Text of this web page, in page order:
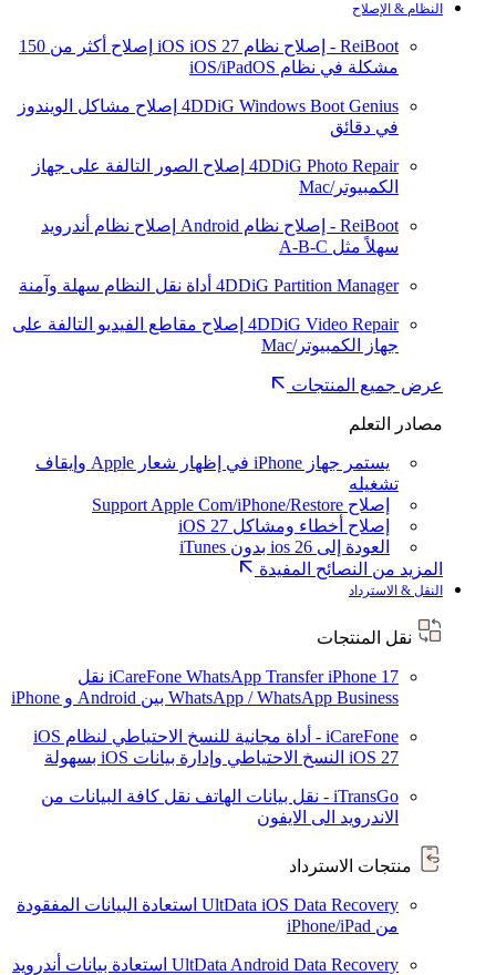
النظام & الإصلاح
ReiBoot - إصلاح نظام iOS iOS 27
إصلاح أكثر من 150
مشكلة في نظام iOS/iPadOS
4DDiG Windows Boot Genius إصلاح مشاكل الويندوز
في دقائق
4DDiG Photo Repair إصلاح الصور التالفة على جهاز
الكمبيوتر/Mac
ReiBoot - إصلاح نظام Android
إصلاح نظام أندرويد
سهلاً مثل A-B-C
4DDiG Partition Manager أداة نقل النظام سهلة وآمنة
4DDiG Video Repair إصلاح مقاطع الفيديو التالفة على
جهاز الكمبيوتر/Mac
عرض جميع المنتجات
مصادر التعلم
يستمر جهاز iPhone في إظهار شعار Apple وإيقاف
تشغيله
إصلاح Support Apple Com/iPhone/Restore
إصلاح أخطاء ومشاكل iOS 27
العودة إلى ios 26 بدون iTunes
المزيد من النصائح المفيدة
النقل & الاسترداد
نقل المنتجات
iCareFone WhatsApp TransferiPhone 17
نقل
WhatsApp / WhatsApp Business بين Android و iPhone
iCareFone - أداة مجانية للنسخ الاحتياطي لنظام iOS
iOS 27 النسخ الاحتياطي وإدارة بيانات iOS بسهولة
iTransGo - نقل بيانات الهاتف
نقل كافة البيانات من
الاندرويد الى الايفون
منتجات الاسترداد
UltData iOS Data Recovery استعادة البيانات المفقودة
من iPhone/iPad
UltData Android Data Recovery استعادة بيانات أندرويد